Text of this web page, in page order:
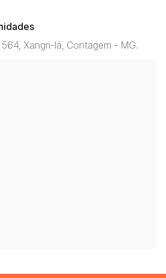
Xangri-lá, Contagem - MG.